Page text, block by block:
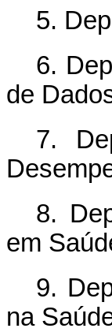
5.
6.
de
7.
8.
em
9.
na